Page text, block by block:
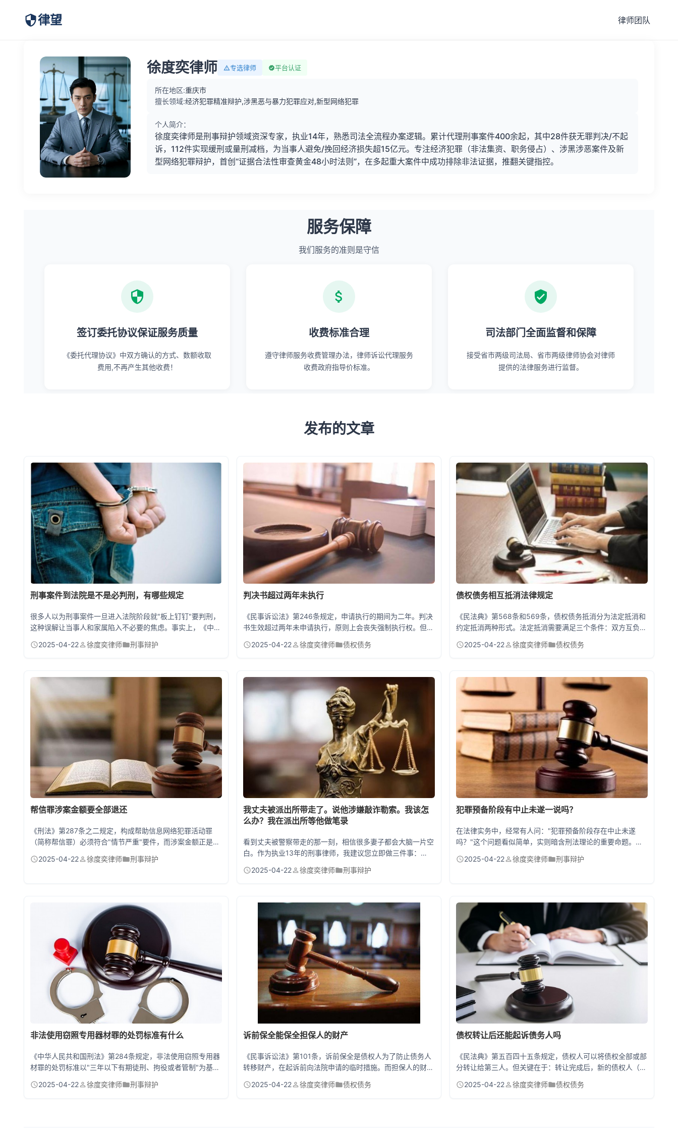
律望 律师团队
徐度奕律师 专选律师 平台认证
所在地区:重庆市
擅长领域:经济犯罪精准辩护,涉黑恶与暴力犯罪应对,新型网络犯罪
个人简介：
徐度奕律师是刑事辩护领域资深专家，执业14年，熟悉司法全流程办案逻辑。累计代理刑事案件400余起，其中28件获无罪判决/不起
诉，112件实现缓刑或量刑减档，为当事人避免/挽回经济损失超15亿元。专注经济犯罪（非法集资、职务侵占）、涉黑涉恶案件及新
型网络犯罪辩护，首创“证据合法性审查黄金48小时法则”，在多起重大案件中成功排除非法证据，推翻关键指控。
服务保障
我们服务的准则是守信
签订委托协议保证服务质量
《委托代理协议》中双方确认的方式、数额收取
费用,不再产生其他收费！
收费标准合理
遵守律师服务收费管理办法，律师诉讼代理服务
收费政府指导价标准。
司法部门全面监督和保障
接受省市两级司法局、省市两级律师协会对律师
提供的法律服务进行监督。
发布的文章
刑事案件到法院是不是必判刑，有哪些规定
很多人以为刑事案件一旦进入法院阶段就"板上钉钉"要判刑，
这种误解让当事人和家属陷入不必要的焦虑。事实上，《中华
出四种判决结果：有罪判决、无罪判决、证据不足的"存疑判
的法律逻辑 引发社会关注的"外卖员正当防卫案"就是典型例
证。张某在送...
2025-04-22 徐度奕律师 刑事辩护
判决书超过两年未执行
《民事诉讼法》第246条规定，申请执行的期间为二年。判决
书生效超过两年未申请执行，原则上会丧失强制执行权。但法
是当事人双方达成和解协议未履行。这两种情况下可以向法院
分期还款未兑现等，仍然有机会通过法律途径追讨。 拿判决
书两年没拿到钱？这5...
2025-04-22 徐度奕律师 债权债务
债权债务相互抵消法律规定
《民法典》第568条和569条，债权债务抵消分为法定抵消和
约定抵消两种形式。法定抵消需要满足三个条件：双方互负债
欠你8万货款，双方可以直接抵消8万债务。而约定抵消更灵
草？ 去年有个建材公司案例特别典型：A公司欠B公司50万材
料款，B公司又...
2025-04-22 徐度奕律师 债权债务
帮信罪涉案金额要全部退还
《刑法》第287条之二规定，构成帮助信息网络犯罪活动罪
（简称帮信罪）必须符合"情节严重"要件，而涉案金额正是认
金额，但司法实践中会将退赃退赔作为重要量刑情节。最高人
2025-04-22 徐度奕律师 刑事辩护
我丈夫被派出所带走了。说他涉嫌敲诈勒索。我该怎
么办？我在派出所等他做笔录
看到丈夫被警察带走的那一刻，相信很多妻子都会大脑一片空
白。作为执业13年的刑事律师，我建议您立即做三件事：①
或《拘留通知书》；③马上联系专业刑事律师介入。《刑事
时行动指南 当警察开始做笔录时，您要做个"最称职的后勤部
长"。先到派出所...
2025-04-22 徐度奕律师 刑事辩护
犯罪预备阶段有中止未遂一说吗？
在法律实务中，经常有人问："犯罪预备阶段存在中止未遂
吗？"这个问题看似简单，实则暗含刑法理论的重要命题。
止"情形，但不存在"未遂"概念。预备阶段自动放弃犯罪构成
阶段中止与未遂的本质区...
2025-04-22 徐度奕律师 刑事辩护
非法使用窃照专用器材罪的处罚标准有什么
《中华人民共和国刑法》第284条规定，非法使用窃照专用器
材罪的处罚标准以"三年以下有期徒刑、拘役或者管制"为基础
以下有期徒刑。这里的"严重后果"包括但不限于：造成他人精
2025-04-22 徐度奕律师 刑事辩护
诉前保全能保全担保人的财产
《民事诉讼法》第101条，诉前保全是债权人为了防止债务人
转移财产，在起诉前向法院申请的临时措施。而担保人的财产
例子：张三给李四的借款做了担保，李四欠钱不还跑路了。这
2025-04-22 徐度奕律师 债权债务
债权转让后还能起诉债务人吗
《民法典》第五百四十五条规定，债权人可以将债权全部或部
分转让给第三人。但关键在于：转让完成后，新的债权人（受
过有个重要前提——必须书面通知到债务人（民法典第五百四
2025-04-22 徐度奕律师 债权债务